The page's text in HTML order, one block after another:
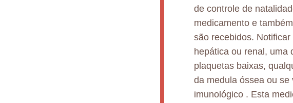
de controle de
medicamento e
são recebidos.
hepática ou renal, uma
plaquetas baixas,
da medula óssea ou
imunológico . Esta